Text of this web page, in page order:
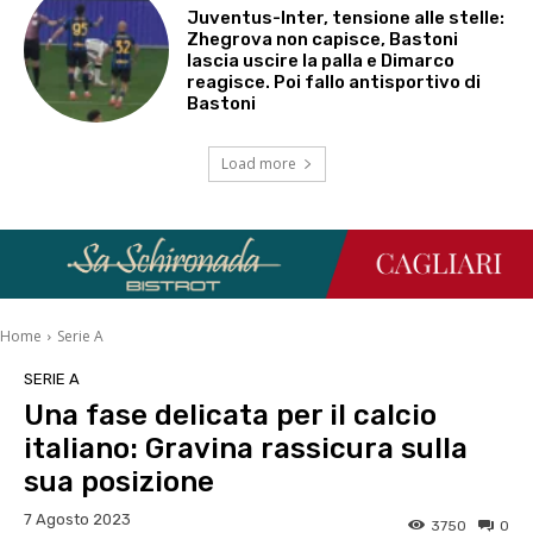
Juventus-Inter, tensione alle stelle:
Zhegrova non capisce, Bastoni
lascia uscire la palla e Dimarco
reagisce. Poi fallo antisportivo di
Bastoni
Load more